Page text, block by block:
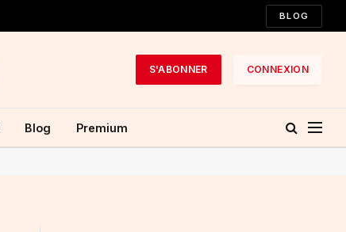
BLOG
S'ABONNER CONNEXION
Blog Premium